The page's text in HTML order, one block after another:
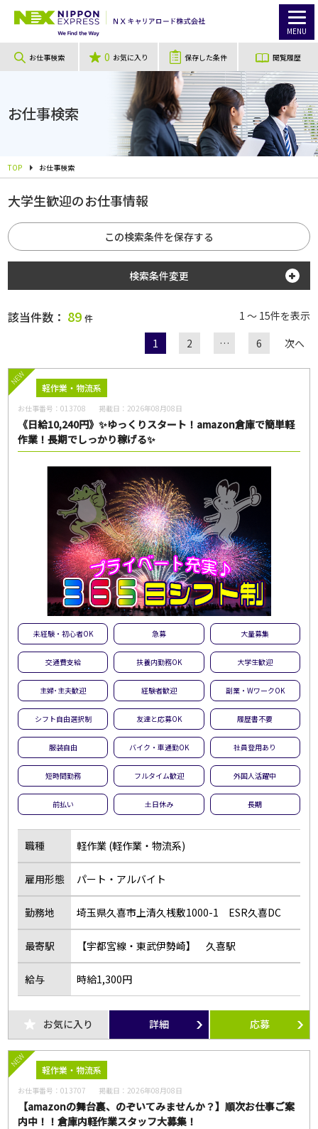
MENU
お仕事検索 0 お気に入り 保存した条件 閲覧履歴
お仕事検索
TOP お仕事検索
該当件数： 89 件
1 ～ 15件を表示
1
2 … 6 次へ
NEW
軽作業・物流系
お仕事番号：013708 掲載日： 2026年08月08日
《日給10,240円》✨ゆっくりスタート！amazon倉庫で簡単軽
作業！長期でしっかり稼げる✨
未経験・初心者OK 急募 大量募集
交通費支給 扶養内勤務OK 大学生歓迎
主婦･主夫歓迎 経験者歓迎 副業・WワークOK
シフト自由選択制 友達と応募OK 履歴書不要
服装自由 バイク・車通勤OK 社員登用あり
短時間勤務 フルタイム歓迎 外国人活躍中
前払い 土日休み 長期
職種 軽作業 (軽作業・物流系)
雇用形態 パート・アルバイト
勤務地 埼玉県久喜市上清久桟敷1000-1 ESR久喜DC
最寄駅 【宇都宮線・東武伊勢崎】 久喜駅
給与 時給1,300円
お気に入り 詳細 応募
NEW
軽作業・物流系
お仕事番号：013707 掲載日： 2026年08月08日
【amazonの舞台裏、のぞいてみませんか？】順次お仕事ご案
内中！！倉庫内軽作業スタッフ大募集！
大学生歓迎のお仕事情報
この検索条件を保存する
検索条件変更
給与
一般派遣
紹介予定派遣
契約社員
パート・アルバイト
正社員
無期雇用派遣
未経験・初心者OK
急募
大量募集
夜勤のお仕事
残業なし
扶養内勤務OK
大学生歓迎
主婦･主夫歓迎
経験者歓迎
副業・WワークOK
シフト自由選択制
即日勤務OK
友達と応募OK
履歴書不要
駅チカ･駅ナカ
服装自由
バイク・車通勤OK
オープニング
社員登用あり
短時間勤務
フルタイム歓迎
前払い
土日休み
長期
単発・1日OK
外国人活躍中
留学生歓迎
寮・社宅あり
この条件のお仕事数
この条件で検索